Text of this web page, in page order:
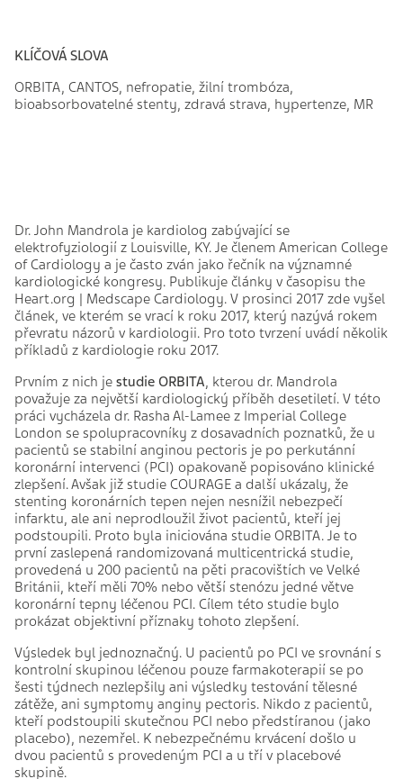
KLÍČOVÁ SLOVA
ORBITA, CANTOS, nefropatie, žilní trombóza,
bioabsorbovatelné stenty, zdravá strava, hypertenze, MR
Dr. John Mandrola je kardiolog zabývající se
elektrofyziologií z Louisville, KY. Je členem American College
of Cardiology a je často zván jako řečník na významné
kardiologické kongresy. Publikuje články v časopisu the
Heart.org | Medscape Cardiology. V prosinci 2017 zde vyšel
článek, ve kterém se vrací k roku 2017, který nazývá rokem
převratu názorů v kardiologii. Pro toto tvrzení uvádí několik
příkladů z kardiologie roku 2017.
Prvním z nich je studie ORBITA, kterou dr. Mandrola
považuje za největší kardiologický příběh desetiletí. V této
práci vycházela dr. Rasha Al-Lamee z Imperial College
London se spolupracovníky z dosavadních poznatků, že u
pacientů se stabilní anginou pectoris je po perkutánní
koronární intervenci (PCI) opakovaně popisováno klinické
zlepšení. Avšak již studie COURAGE a další ukázaly, že
stenting koronárních tepen nejen nesnížil nebezpečí
infarktu, ale ani neprodloužil život pacientů, kteří jej
podstoupili. Proto byla iniciována studie ORBITA. Je to
první zaslepená randomizovaná multicentrická studie,
provedená u 200 pacientů na pěti pracovištích ve Velké
Británii, kteří měli 70% nebo větší stenózu jedné větve
koronární tepny léčenou PCI. Cílem této studie bylo
prokázat objektivní příznaky tohoto zlepšení.
Výsledek byl jednoznačný. U pacientů po PCI ve srovnání s
kontrolní skupinou léčenou pouze farmakoterapií se po
šesti týdnech nezlepšily ani výsledky testování tělesné
zátěže, ani symptomy anginy pectoris. Nikdo z pacientů,
kteří podstoupili skutečnou PCI nebo předstíranou (jako
placebo), nezemřel. K nebezpečnému krvácení došlo u
dvou pacientů s provedeným PCI a u tří v placebové
skupině.